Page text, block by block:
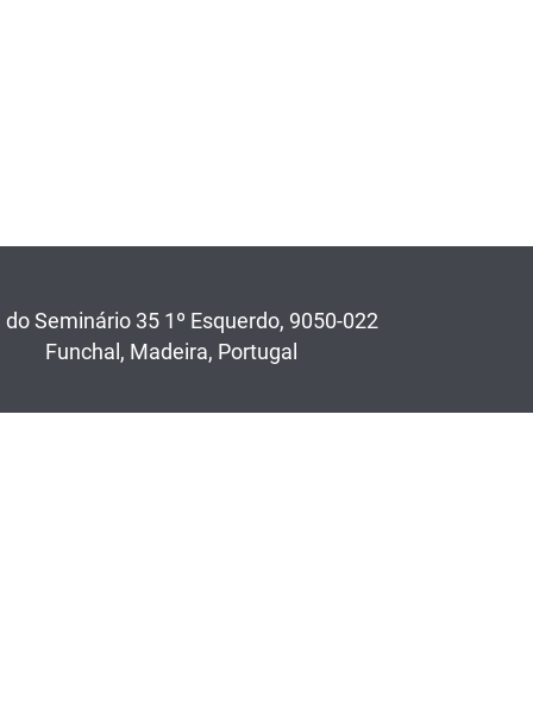
do Seminário 35 1º Esquerdo, 9050-022
Funchal, Madeira, Portugal